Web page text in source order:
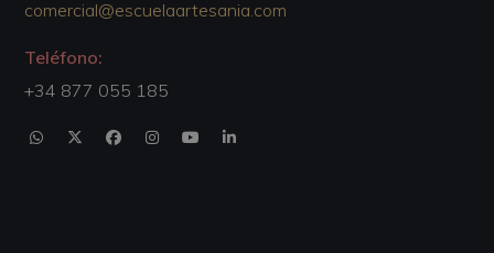
comercial@escuelaartesania.com
Teléfono:
+34 877 055 185